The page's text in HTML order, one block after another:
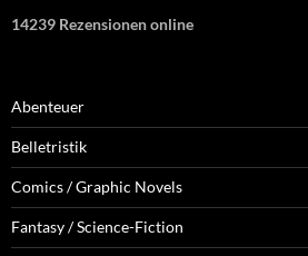
14239 Rezensionen online
Abenteuer
Belletristik
Comics / Graphic Novels
Fantasy / Science-Fiction